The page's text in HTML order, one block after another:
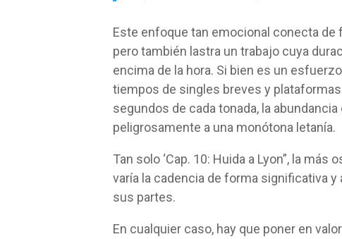
Este enfoque tan emocional conecta
pero también lastra un trabajo cuya
encima de la hora. Si bien es un
tiempos de singles breves y
segundos de cada tonada, la
peligrosamente a una monótona letanía.
Tan solo ‘Cap. 10: Huida a Lyon”, la
varía la cadencia de forma significativa
sus partes.
En cualquier caso, hay que poner en